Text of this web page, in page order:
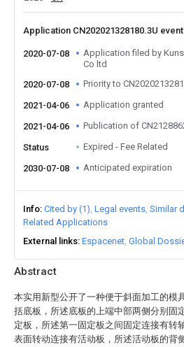
Abstract
本实用新型公开了一种便于斜面加工的模
括底板，所述底板的上端中部两侧分别固
定板，所述第一固定板之间固定连接有转
表面转动连接有活动板，所述活动板的背
Application CN202021328180.3U
2020-07-08
Application filed by
Co ltd
2020-07-08
Priority to
2021-04-06 Application granted
2021-04-06 Publication of
Status Expired - Fee Related
2030-07-08 Anticipated expiration
Info Cited by (1) Legal events Similar
Related Applications
External links Espacenet Global